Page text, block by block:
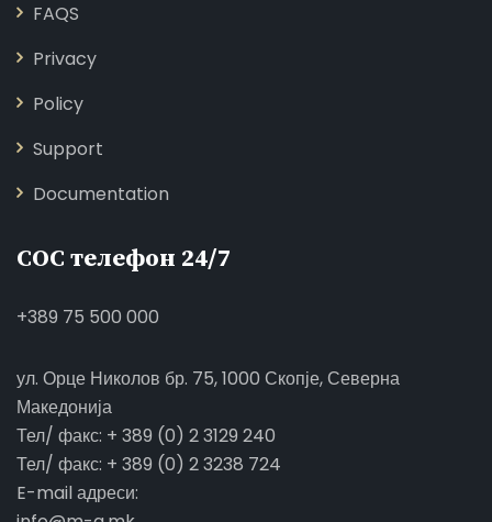
FAQS
Privacy
Policy
Support
Documentation
СОС телефон 24/7
+389 75 500 000
ул. Орце Николов бр. 75, 1000 Скопје, Северна
Македонија
Тел/ факс: + 389 (0) 2 3129 240
Тел/ факс: + 389 (0) 2 3238 724
E-mail адреси: